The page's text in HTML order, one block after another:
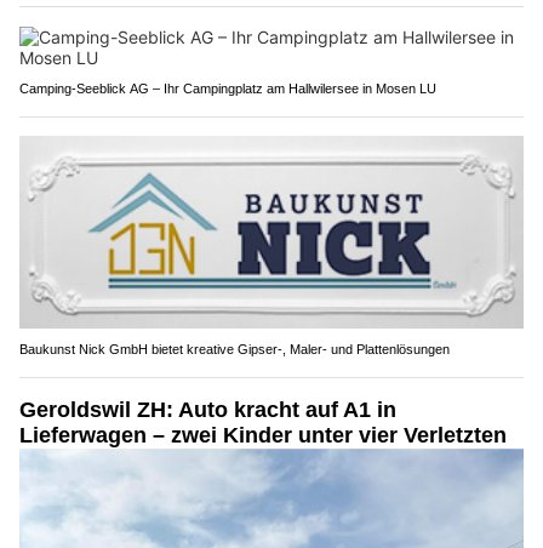
Camping-Seeblick AG – Ihr Campingplatz am Hallwilersee in Mosen LU
Baukunst Nick GmbH bietet kreative Gipser-, Maler- und Plattenlösungen
Geroldswil ZH: Auto kracht auf A1 in
Lieferwagen – zwei Kinder unter vier Verletzten